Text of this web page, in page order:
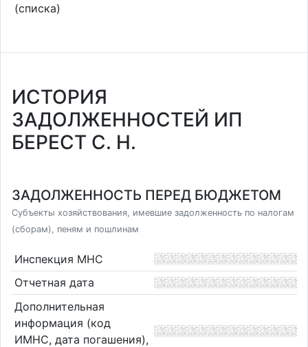
(списка)
ИСТОРИЯ
ЗАДОЛЖЕННОСТЕЙ ИП
БЕРЕСТ С. Н.
ЗАДОЛЖЕННОСТЬ ПЕРЕД БЮДЖЕТОМ
Субъекты хозяйствования, имевшие задолженность по налогам
(сборам), пеням и пошлинам
Инспекция МНС
Отчетная дата
Дополнительная
информация (код
ИМНС, дата погашения),